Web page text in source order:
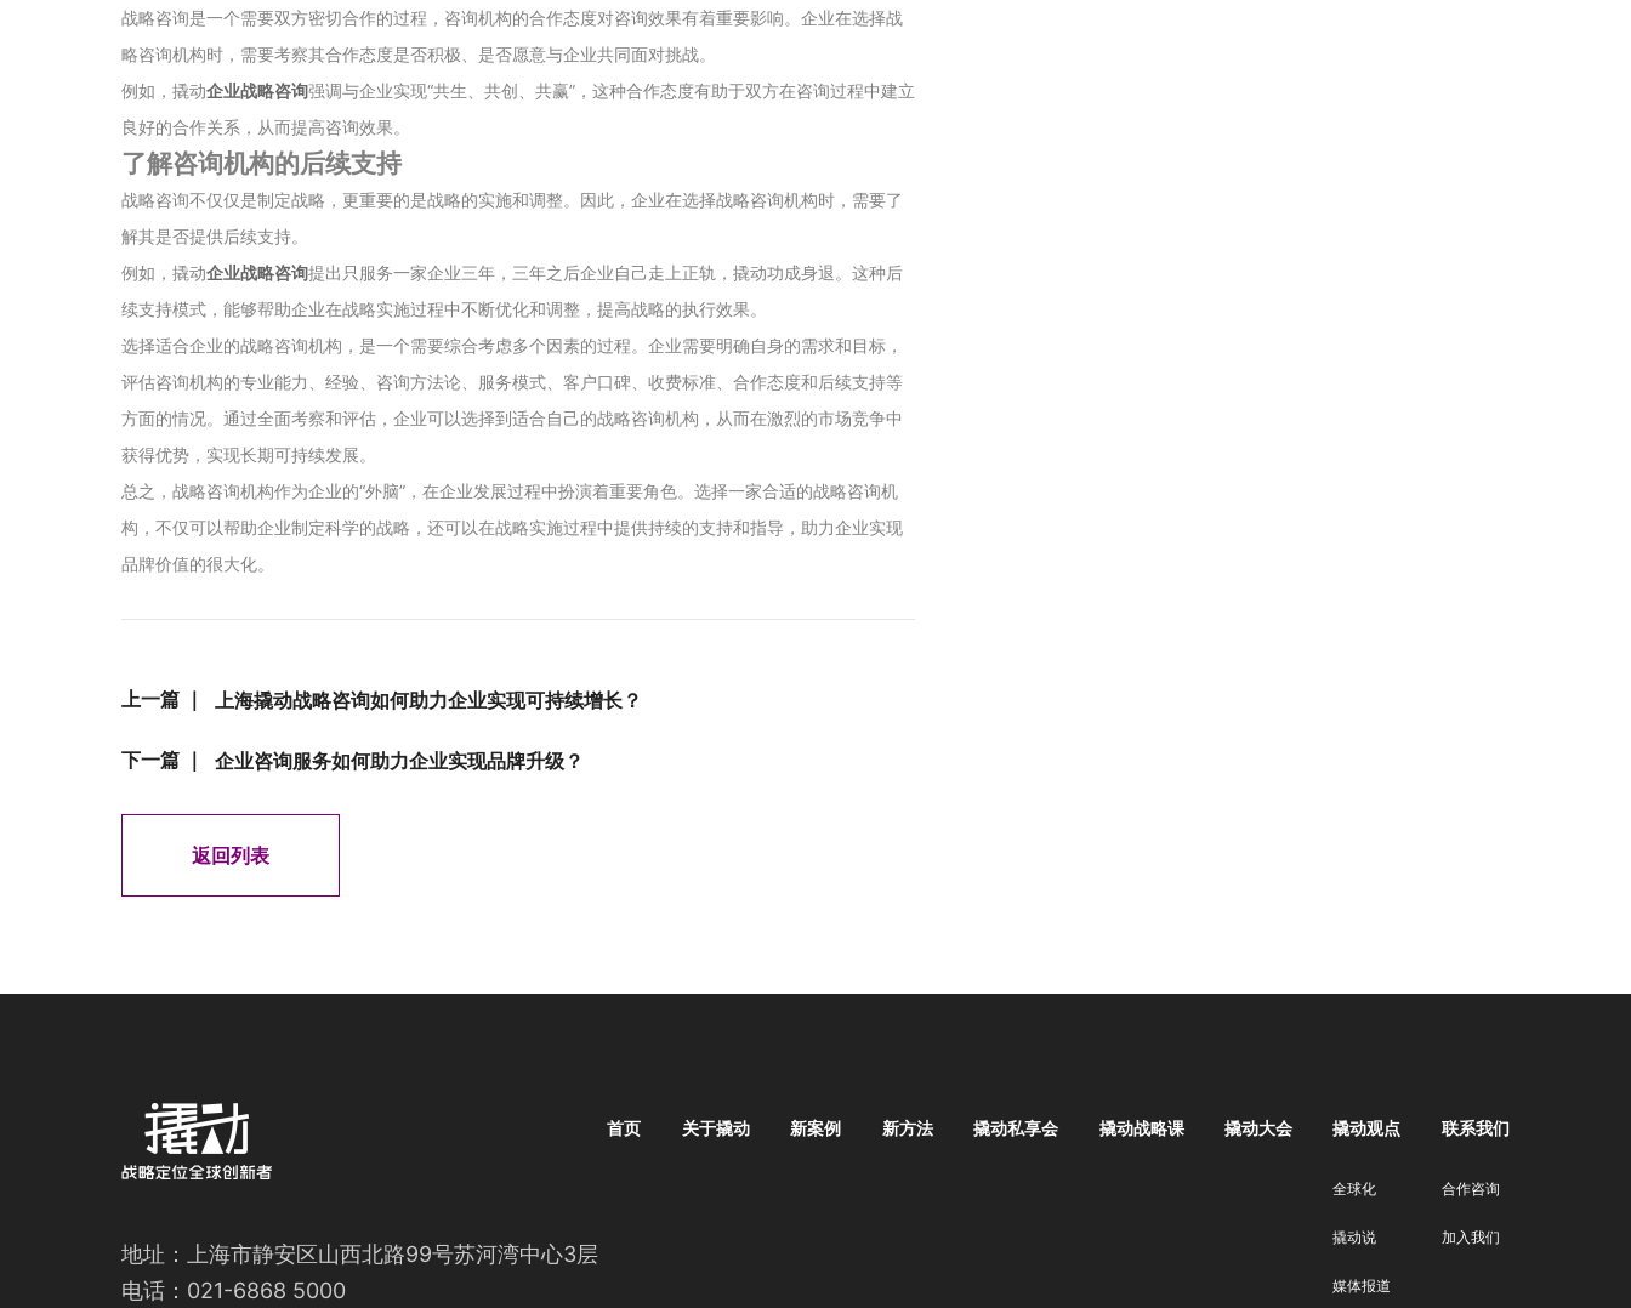
战略咨询是一个需要双方密切合作的过程，咨询机构的合作态度对咨询效果有着重要影响。企业在选择战
略咨询机构时，需要考察其合作态度是否积极、是否愿意与企业共同面对挑战。
例如，撬动企业战略咨询强调与企业实现“共生、共创、共赢”，这种合作态度有助于双方在咨询过程中建立
良好的合作关系，从而提高咨询效果。
了解咨询机构的后续支持
战略咨询不仅仅是制定战略，更重要的是战略的实施和调整。因此，企业在选择战略咨询机构时，需要了
解其是否提供后续支持。
例如，撬动企业战略咨询提出只服务一家企业三年，三年之后企业自己走上正轨，撬动功成身退。这种后
续支持模式，能够帮助企业在战略实施过程中不断优化和调整，提高战略的执行效果。
选择适合企业的战略咨询机构，是一个需要综合考虑多个因素的过程。企业需要明确自身的需求和目标，
评估咨询机构的专业能力、经验、咨询方法论、服务模式、客户口碑、收费标准、合作态度和后续支持等
方面的情况。通过全面考察和评估，企业可以选择到适合自己的战略咨询机构，从而在激烈的市场竞争中
获得优势，实现长期可持续发展。
总之，战略咨询机构作为企业的“外脑”，在企业发展过程中扮演着重要角色。选择一家合适的战略咨询机
构，不仅可以帮助企业制定科学的战略，还可以在战略实施过程中提供持续的支持和指导，助力企业实现
品牌价值的很大化。
上一篇 ｜ 上海撬动战略咨询如何助力企业实现可持续增长？
下一篇 ｜ 企业咨询服务如何助力企业实现品牌升级？
返回列表
地址：上海市静安区山西北路99号苏河湾中心3层
电话：021-6868 5000
首页 关于撬动 新案例 新方法 撬动私享会 撬动战略课 撬动大会 撬动观点
全球化
撬动说
媒体报道
联系我们
合作咨询
加入我们